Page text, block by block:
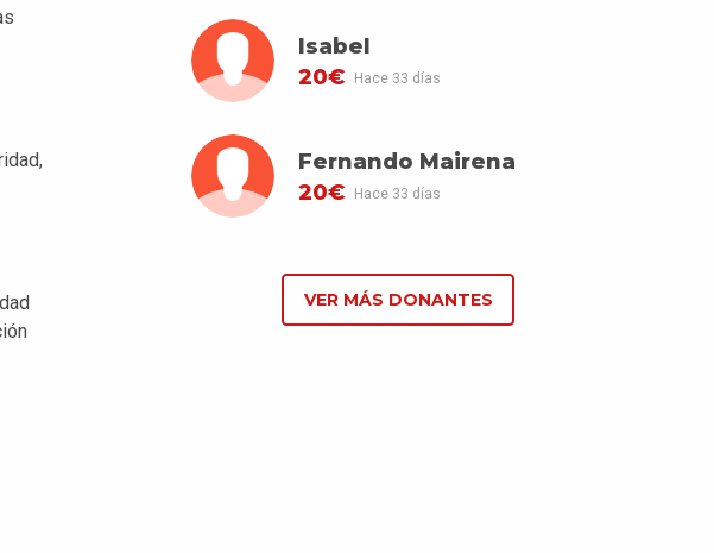
Isabel
20€
Hace 33 días
Fernando Mairena
20€
Hace 33 días
VER MÁS DONANTES